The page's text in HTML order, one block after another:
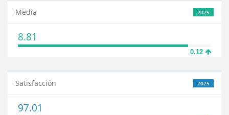
2025
Media
8.81
0.12
2025
Satisfacción
97.01